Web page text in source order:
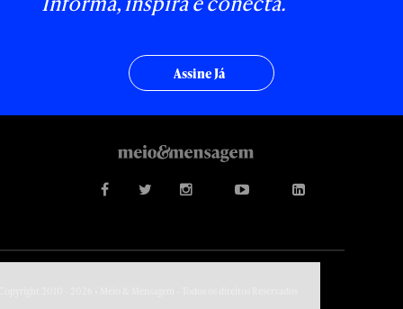
Assine Já